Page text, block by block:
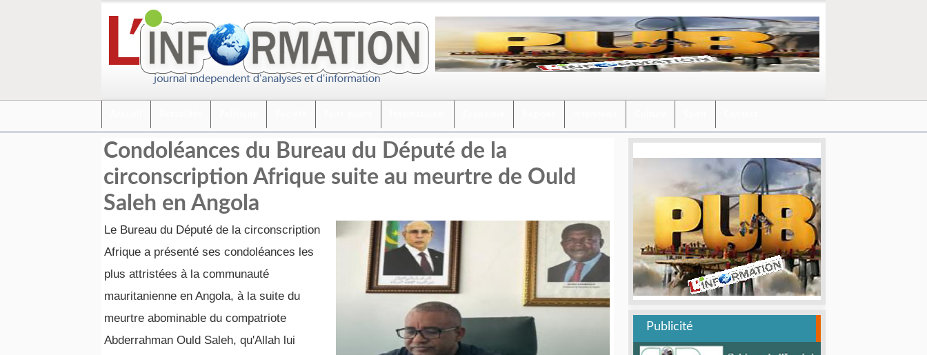
Publicité
Condoléances du Bureau du Député de la
circonscription Afrique suite au meurtre de Ould
Saleh en Angola
Le Bureau du Député de la circonscription
Afrique a présenté ses condoléances les
plus attristées à la communauté
mauritanienne en Angola, à la suite du
meurtre abominable du compatriote
Abderrahman Ould Saleh, qu'Allah lui